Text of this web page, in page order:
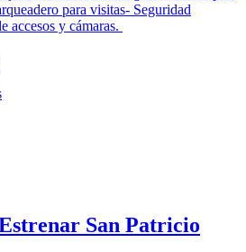
para visitas- Seguridad
accesos y cámaras.
San Patricio